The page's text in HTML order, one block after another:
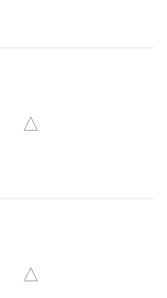
△
△